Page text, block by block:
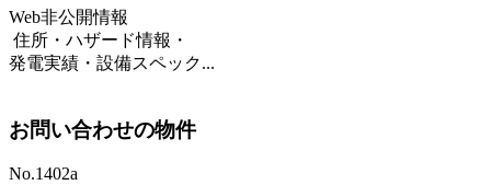
Web非公開情報
住所・ハザード情報・
発電実績・設備スペック...
お問い合わせの物件
No.1402a